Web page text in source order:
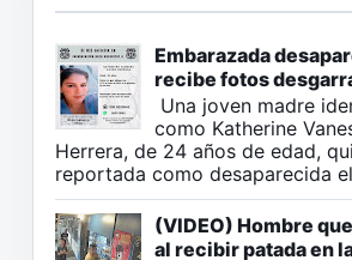
Embarazada
recibe fotos
Una joven madre
como Katherine
Herrera, de 24 años de edad,
reportada como desaparecida
(VIDEO) Hombre
al recibir patada en